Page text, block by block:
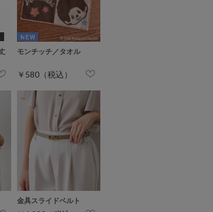
モンチッチ／タオル
￥580（税込）
金具スライドベルト